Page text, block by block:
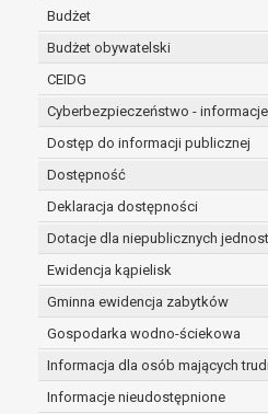
Budżet
Budżet obywatelski
CEIDG
Cyberbezpieczeństwo - informacje
Dostęp do informacji publicznej
Dostępność
Deklaracja dostępności
Dotacje dla niepublicznych
Ewidencja kąpielisk
Gminna ewidencja zabytków
Gospodarka wodno-ściekowa
Informacja dla osób mających
Informacje nieudostępnione
przepisów prawa.
Pani/Pana dane osobowe
przez okres niezbędny do
zostały zebrane oraz
archiwizacji określonymi
powszechnie
W przypadku, gdy dane
na podstawie zgody
przetwarzanie odbywa się
zgody.
W przypadku, gdy dane
w celu zawarcia i realizacji
odbywa się przez okres
zawartej umowy, a po tym
wymaganym przez
zabezpieczenia